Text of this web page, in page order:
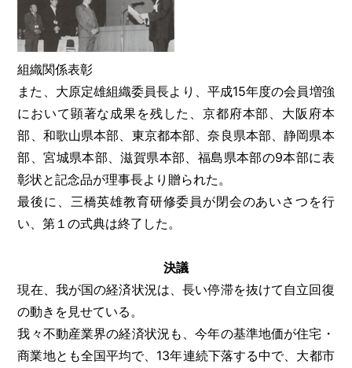
組織関係表彰
また、大原定雄組織委員長より、平成15年度の会員増強
において顕著な成果を残した、京都府本部、大阪府本
部、和歌山県本部、東京都本部、奈良県本部、静岡県本
部、宮城県本部、滋賀県本部、福島県本部の9本部に表
彰状と記念品が理事長より贈られた。
最後に、三橋英雄教育研修委員が閉会のあいさつを行
い、第１の式典は終了した。
決議
現在、我が国の経済状況は、長い停滞を抜けて自立回復
の動きを見せている。
我々不動産業界の経済状況も、今年の基準地価が住宅・
商業地とも全国平均で、13年連続下落する中で、大都市